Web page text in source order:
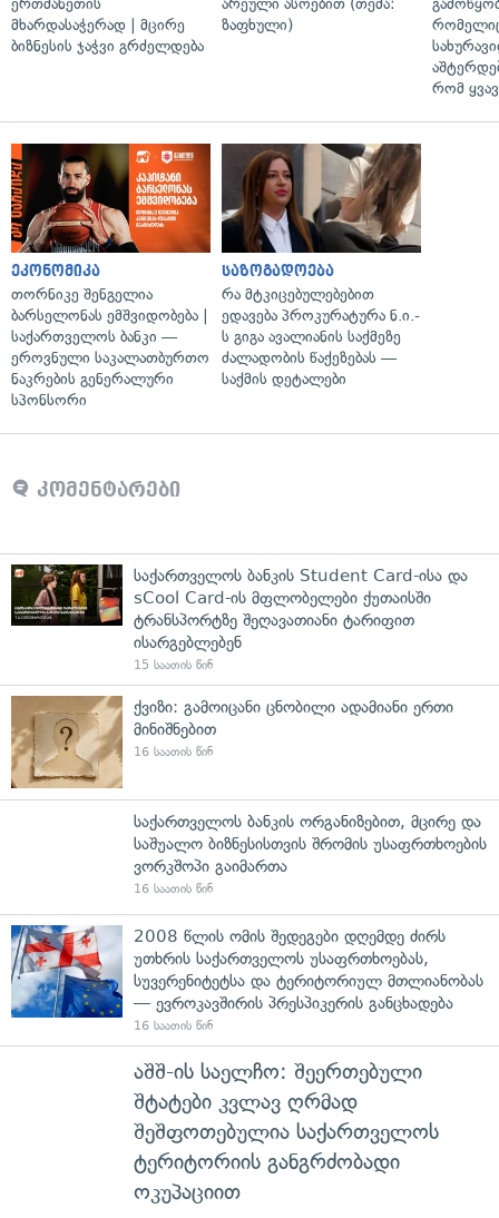
მხარდასაჭერად | მცირე
ბიზნესის ჯაჭვი გრძელდება
ზაფხული)
რომელიც
რომ
ეკონომიკა
თორნიკე შენგელია
ბარსელონას ემშვიდობება |
საქართველოს ბანკი —
ეროვნული საკალათბურთო
ნაკრების გენერალური
სპონსორი
საზოგადოება
რა მტკიცებულებებით
ედავება პროკურატურა ნ.ი.-
ს გიგა ავალიანის საქმეზე
ძალადობის წაქეზებას —
საქმის დეტალები
კომენტარები
საქართველოს ბანკის Student Card-ისა და
sCool Card-ის მფლობელები ქუთაისში
ტრანსპორტზე შეღავათიანი ტარიფით
ისარგებლებენ
15 საათის წინ
ქვიზი: გამოიცანი ცნობილი ადამიანი ერთი
მინიშნებით
16 საათის წინ
საქართველოს ბანკის ორგანიზებით, მცირე და
საშუალო ბიზნესისთვის შრომის უსაფრთხოების
ვორკშოპი გაიმართა
16 საათის წინ
2008 წლის ომის შედეგები დღემდე ძირს
უთხრის საქართველოს უსაფრთხოებას,
სუვერენიტეტსა და ტერიტორიულ მთლიანობას
— ევროკავშირის პრესპიკერის განცხადება
16 საათის წინ
აშშ-ის საელჩო: შეერთებული
შტატები კვლავ ღრმად
შეშფოთებულია საქართველოს
ტერიტორიის განგრძობადი
ოკუპაციით